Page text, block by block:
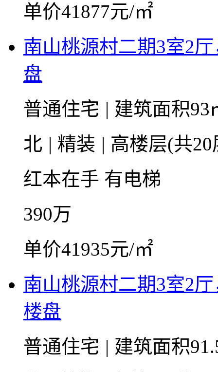
单价41877元/㎡
南山桃源村二期3室2
盘
普通住宅 | 建筑面积
北 | 精装 | 高楼层(共
红本在手 有电梯
390万
单价41935元/㎡
南山桃源村二期3室2
楼盘
普通住宅 | 建筑面积